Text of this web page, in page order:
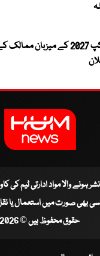
ورلڈ کپ 2027 کے میزبان
نشر ہونے والا مواد ادارتی ٹیم
بھی صورت میں استعمال یا
حقوق محفوظ ہیں © 2026